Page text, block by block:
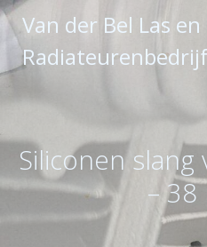
Ga
naar
inhoud
Van der Bel Las en
Radiateurenbedrijf
Siliconen
– 38